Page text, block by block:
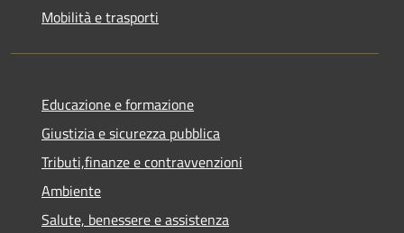
Mobilità e trasporti
Educazione e formazione
Giustizia e sicurezza pubblica
Tributi,finanze e contravvenzioni
Ambiente
Salute, benessere e assistenza